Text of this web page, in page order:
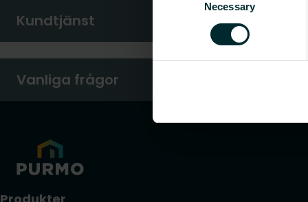
Necessary
Kundtjänst
Vanliga frågor